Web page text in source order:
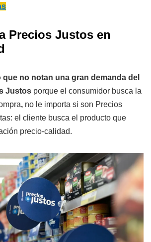
Precios Justos en
que no notan una gran demanda del
Justos porque el consumidor busca la
, no le importa si son Precios
el cliente busca el producto que
precio-calidad.